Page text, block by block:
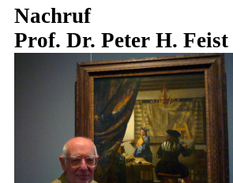
Nachruf
Prof. Dr. Peter H.